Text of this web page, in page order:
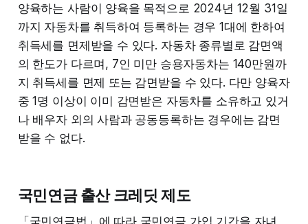
양육하는 사람이 양육을 목적으로 2024년 12월 31일
까지 자동차를 취득하여 등록하는 경우 1대에 한하여
취득세를 면제받을 수 있다. 자동차 종류별로 감면액
의 한도가 다르며, 7인 미만 승용자동차는 140만원까
지 취득세를 면제 또는 감면받을 수 있다. 다만 양육자
중 1명 이상이 이미 감면받은 자동차를 소유하고 있거
나 배우자 외의 사람과 공동등록하는 경우에는 감면
받을 수 없다.
국민연금 출산 크레딧 제도
「국민연금법」에 따라 국민연금 가입 기간을 자녀